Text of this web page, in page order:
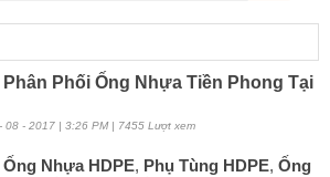
Phối Ống Nhựa Tiền Phong Tại
08 - 2017 | 3:26 PM | 7455 Lượt xem
Ống Nhựa HDPE, Phụ Tùng HDPE, Ống